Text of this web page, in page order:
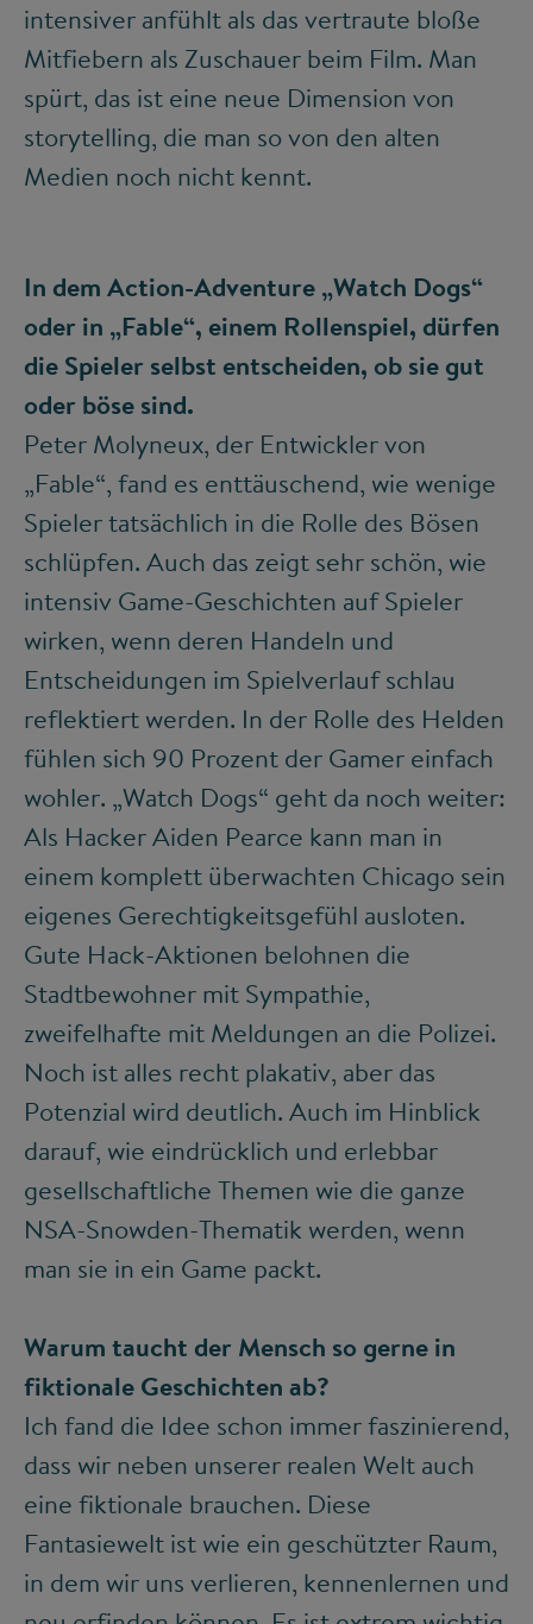
intensiver anfühlt als das vertraute bloße
Mitfiebern als Zuschauer beim Film. Man
spürt, das ist eine neue Dimension von
storytelling, die man so von den alten
Medien noch nicht kennt.
In dem Action-Adventure „Watch Dogs“
oder in „Fable“, einem Rollenspiel, dürfen
die Spieler selbst entscheiden, ob sie gut
oder böse sind.
Peter Molyneux, der Entwickler von
„Fable“, fand es enttäuschend, wie wenige
Spieler tatsächlich in die Rolle des Bösen
schlüpfen. Auch das zeigt sehr schön, wie
intensiv Game-Geschichten auf Spieler
wirken, wenn deren Handeln und
Entscheidungen im Spielverlauf schlau
reflektiert werden. In der Rolle des Helden
fühlen sich 90 Prozent der Gamer einfach
wohler. „Watch Dogs“ geht da noch weiter:
Als Hacker Aiden Pearce kann man in
einem komplett überwachten Chicago sein
eigenes Gerechtigkeitsgefühl ausloten.
Gute Hack-Aktionen belohnen die
Stadtbewohner mit Sympathie,
zweifelhafte mit Meldungen an die Polizei.
Noch ist alles recht plakativ, aber das
Potenzial wird deutlich. Auch im Hinblick
darauf, wie eindrücklich und erlebbar
gesellschaftliche Themen wie die ganze
NSA-Snowden-Thematik werden, wenn
man sie in ein Game packt.
Warum taucht der Mensch so gerne in
fiktionale Geschichten ab?
Ich fand die Idee schon immer faszinierend,
dass wir neben unserer realen Welt auch
eine fiktionale brauchen. Diese
Fantasiewelt ist wie ein geschützter Raum,
in dem wir uns verlieren, kennenlernen und